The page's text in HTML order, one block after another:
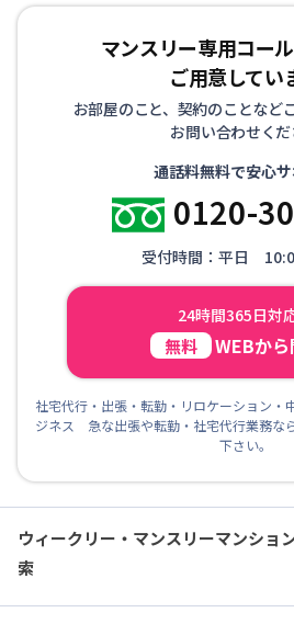
マンスリー専用コー
ご用意してい
お部屋のこと、契約のことなど
お問い合わせく
通話料無料で安心
0120-
受付時間：平日
24時間365日対
無料 WEBか
社宅代行・出張・転勤・リロケーション・
ジネス 急な出張や転勤・社宅代行業務な
下さい。
ウィークリー・マンスリーマンショ
索